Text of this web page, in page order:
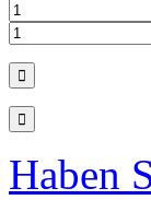
Haben